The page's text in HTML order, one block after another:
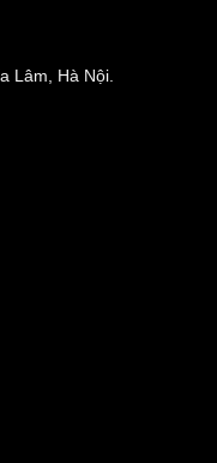
Lâm, Hà Nội.